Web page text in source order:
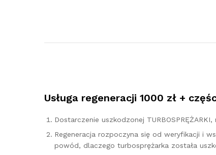
Usługa regeneracji 1000 zł +
Dostarczenie uszkodzonej
Regeneracja rozpoczyna się od weryfikacji i
powód, dlaczego turbosprężarka została